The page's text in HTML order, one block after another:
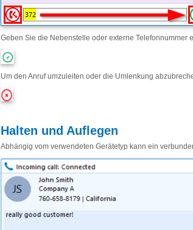
Geben Sie die Nebenstelle oder externe Telefonnummer
Um den Anruf umzuleiten oder die Umlenkung
Halten und Auflegen
Abhängig vom verwendeten Gerätetyp kann ein